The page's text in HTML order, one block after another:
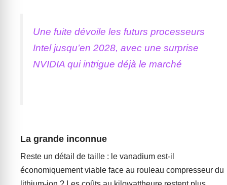
Une fuite dévoile les futurs processeurs
Intel jusqu’en 2028, avec une surprise
NVIDIA qui intrigue déjà le marché
La grande inconnue
Reste un détail de taille : le vanadium est-il
économiquement viable face au rouleau compresseur du